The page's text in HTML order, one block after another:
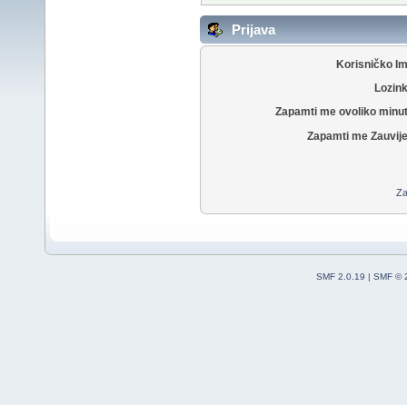
Prijava
Korisničko
Zapamti me ovoliko
Zapamti me
SMF 2.0.19 | SMF ©